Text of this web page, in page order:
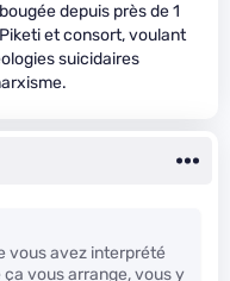
depuis près de 1
et consort, voulant
suicidaires
vous avez interprété
vous arrange, vous y